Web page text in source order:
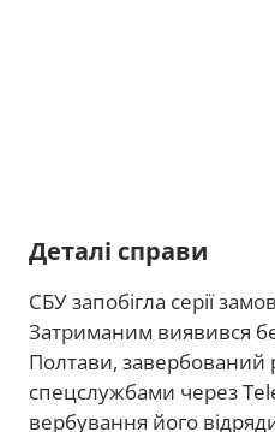
Деталі справи
СБУ запобігла серії
Затриманим виявився
Полтави, завербований
спецслужбами через
вербування його